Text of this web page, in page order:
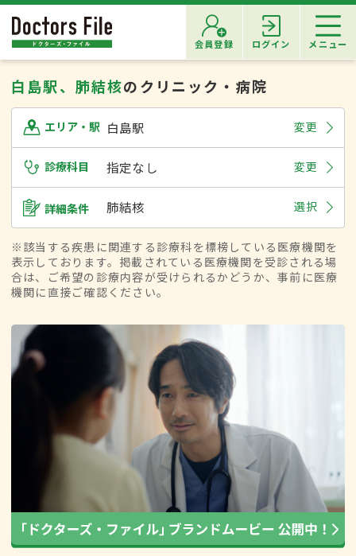
会員登録 ログイン メニュー
白島駅、肺結核のクリニック・病院
エリア・駅 白島駅 変更
診療科目 指定なし 変更
詳細条件 肺結核 選択
※該当する疾患に関連する診療科を標榜している医療機関を
表示しております。掲載されている医療機関を受診される場
合は、ご希望の診療内容が受けられるかどうか、事前に医療
機関に直接ご確認ください。